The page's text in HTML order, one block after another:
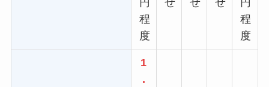
程
度
程
度
1
.